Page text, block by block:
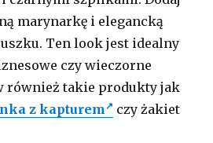
marynarkę i elegancką
Ten look jest idealny
czy wieczorne
również takie produkty jak
z kapturem
czy żakiet